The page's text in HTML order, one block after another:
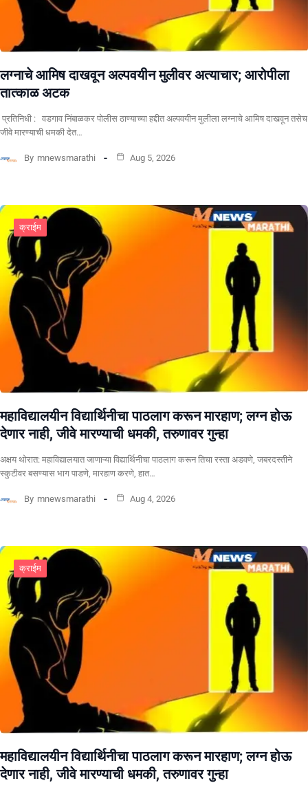
लग्नाचे आमिष दाखवून अल्पवयीन मुलीवर अत्याचार; आरोपीला
तात्काळ अटक
प्रतिनिधी : वडगाव निंबाळकर पोलीस ठाण्याच्या हद्दीत अल्पवयीन मुलीला लग्नाचे आमिष दाखवून तसेच
जीवे मारण्याची धमकी देत…
By mnewsmarathi Aug 5, 2026
क्राईम
महाविद्यालयीन विद्यार्थिनीचा पाठलाग करून मारहाण; लग्न होऊ
देणार नाही, जीवे मारण्याची धमकी, तरुणावर गुन्हा
अक्षय थोरात: महाविद्यालयात जाणाऱ्या विद्यार्थिनीचा पाठलाग करून तिचा रस्ता अडवणे, जबरदस्तीने
स्कुटीवर बसण्यास भाग पाडणे, मारहाण करणे, हात…
By mnewsmarathi Aug 4, 2026
क्राईम
महाविद्यालयीन विद्यार्थिनीचा पाठलाग करून मारहाण; लग्न होऊ
देणार नाही, जीवे मारण्याची धमकी, तरुणावर गुन्हा